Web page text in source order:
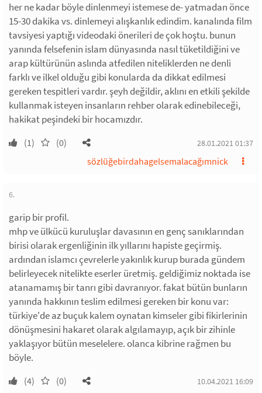
her ne kadar böyle dinlenmeyi istemese de- yatmadan önce
15-30 dakika vs. dinlemeyi alışkanlık edindim. kanalında film
tavsiyesi yaptığı videodaki önerileri de çok hoştu. bunun
yanında felsefenin islam dünyasında nasıl tüketildiğini ve
arap kültürünün aslında atfedilen niteliklerden ne denli
farklı ve ilkel olduğu gibi konularda da dikkat edilmesi
gereken tespitleri vardır. şeyh değildir, aklını en etkili şekilde
kullanmak isteyen insanların rehber olarak edinebileceği,
hakikat peşindeki bir hocamızdır.
(1) (0) 28.01.2021 01:37
sözlüğebirdahagelsemalacağımnick
6.
garip bir profil.
mhp ve ülkücü kuruluşlar davasının en genç sanıklarından
birisi olarak ergenliğinin ilk yıllarını hapiste geçirmiş.
ardından islamcı çevrelerle yakınlık kurup burada gündem
belirleyecek nitelikte eserler üretmiş. geldiğimiz noktada ise
atanamamış bir tanrı gibi davranıyor. fakat bütün bunların
yanında hakkının teslim edilmesi gereken bir konu var:
türkiye'de az buçuk kalem oynatan kimseler gibi fikirlerinin
dönüşmesini hakaret olarak algılamayıp, açık bir zihinle
yaklaşıyor bütün meselelere. olanca kibrine rağmen bu
böyle.
(4) (0) 10.04.2021 16:09